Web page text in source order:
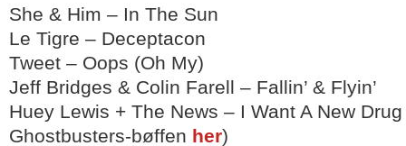
She & Him – In The Sun
Le Tigre – Deceptacon
Tweet – Oops (Oh My)
Jeff Bridges & Colin Farell – Fallin’ & Flyin’
Huey Lewis + The News – I Want A New
Ghostbusters-bøffen her)